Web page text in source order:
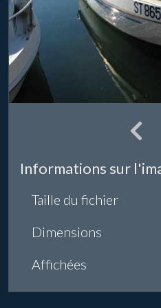
Informations sur
Taille du fichier
Dimensions
Affichées